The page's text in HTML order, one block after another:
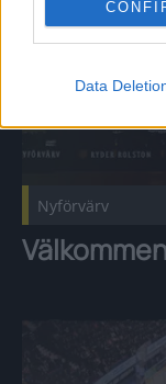
Data
Nyförvärv
Intervju: Tyler